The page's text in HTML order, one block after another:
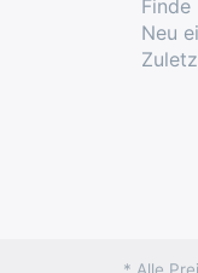
Finde
Neu